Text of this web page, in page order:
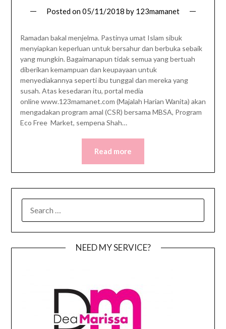
Posted on05/11/2018 by 123mamanet
Ramadan bakal menjelma. Pastinya umat Islam sibuk
menyiapkan keperluan untuk bersahur dan berbuka sebaik
yang mungkin. Bagaimanapun tidak semua yang bertuah
diberikan kemampuan dan keupayaan untuk
menyediakannya seperti ibu tunggal dan mereka yang
susah. Atas kesedaran itu, portal media
online www.123mamanet.com (Majalah Harian Wanita) akan
mengadakan program amal (CSR) bersama MBSA, Program
Eco Free Market, sempena Shah…
Read more
FOR:
NEED MY SERVICE?